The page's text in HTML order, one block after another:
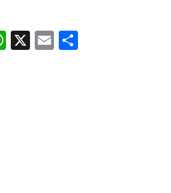
W
ha
X E
m
Pa